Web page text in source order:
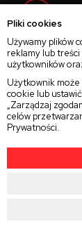
Pliki cookies
Używamy plików
reklamy lub
użytkowników
Użytkownik
cookie lub
„Zarządzaj
celów
Prywatności.
2025 ©